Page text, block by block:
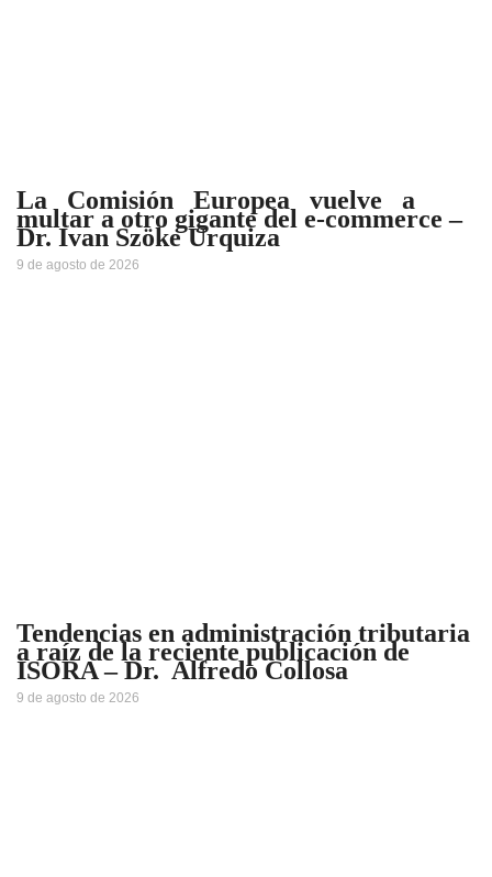
La Comisión Europea vuelve a
multar a otro gigante del e-commerce –
Dr. Ivan Szöke Urquiza
9 de agosto de 2026
Tendencias en administración tributaria
a raíz de la reciente publicación de
ISORA – Dr. Alfredo Collosa
9 de agosto de 2026